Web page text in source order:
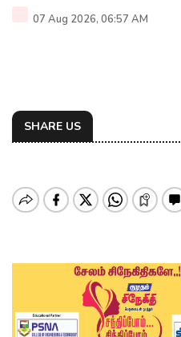
07 Aug 2026, 06:57 AM
SHARE US